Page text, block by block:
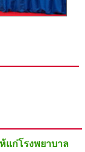
แก่โรงพยาบาล